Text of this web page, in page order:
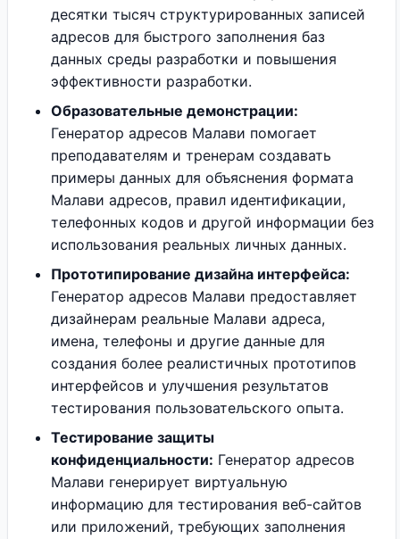
десятки тысяч структурированных записей
адресов для быстрого заполнения баз
данных среды разработки и повышения
эффективности разработки.
Образовательные демонстрации:
Генератор адресов Малави помогает
преподавателям и тренерам создавать
примеры данных для объяснения формата
Малави адресов, правил идентификации,
телефонных кодов и другой информации без
использования реальных личных данных.
Прототипирование дизайна интерфейса:
Генератор адресов Малави предоставляет
дизайнерам реальные Малави адреса,
имена, телефоны и другие данные для
создания более реалистичных прототипов
интерфейсов и улучшения результатов
тестирования пользовательского опыта.
Тестирование защиты
конфиденциальности: Генератор адресов
Малави генерирует виртуальную
информацию для тестирования веб-сайтов
или приложений, требующих заполнения